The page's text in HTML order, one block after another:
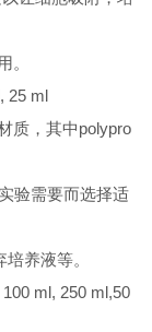
。
25 ml
质，其中polypro
验需要而选择适
养液等。
ml, 250 ml,50